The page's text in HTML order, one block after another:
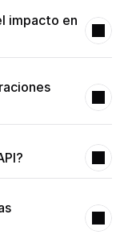
impacto en
con
la
capas de
través de APIs, lo